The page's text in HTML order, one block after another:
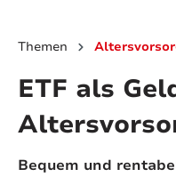
Themen
ETF als
Bequem und